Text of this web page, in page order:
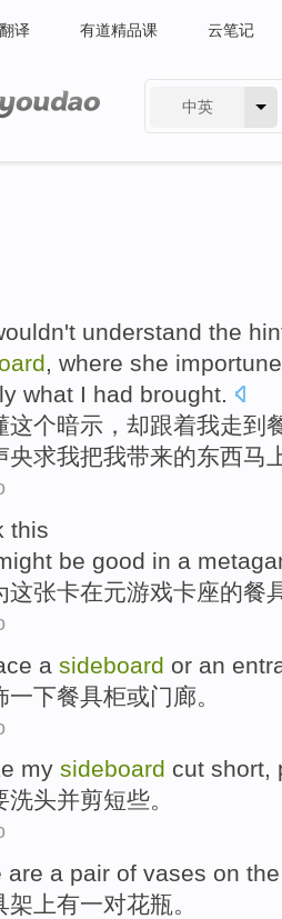
翻译 有道精品课 云笔记
中英
understand the
, where she
what I had brought.
这个暗示 ， 却跟着我走到
央求我把我带来的东西马
this
be good in a
这张卡在元游戏卡座的餐
a sideboard or an
一下餐具柜或门廊。
my sideboard cut short,
洗头并剪短些。
are a pair of vases on the
架上有一对花瓶。